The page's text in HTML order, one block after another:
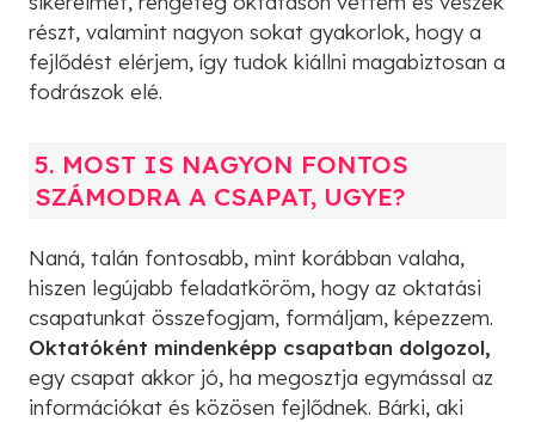
részt, valamint nagyon sokat gyakorlok, hogy a
fejlődést elérjem, így tudok kiállni magabiztosan a
fodrászok elé.
5. MOST IS NAGYON FONTOS
SZÁMODRA A CSAPAT, UGYE?
Naná, talán fontosabb, mint korábban valaha,
hiszen legújabb feladatköröm, hogy az oktatási
csapatunkat összefogjam, formáljam, képezzem.
Oktatóként mindenképp csapatban dolgozol,
egy csapat akkor jó, ha megosztja egymással az
információkat és közösen fejlődnek. Bárki, aki